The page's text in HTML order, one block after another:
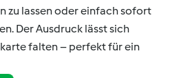
zu lassen oder einfach sofort
Der Ausdruck lässt sich
falten – perfekt für ein